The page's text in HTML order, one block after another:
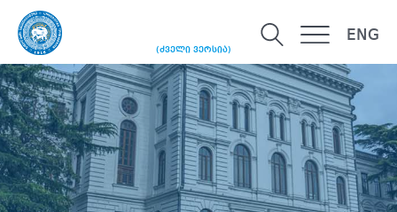
(ძველი ვერსია)
ENG